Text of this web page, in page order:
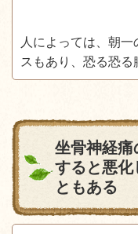
人によっては、朝
スもあり、恐る恐る
坐骨神経痛
すると悪化
ともある